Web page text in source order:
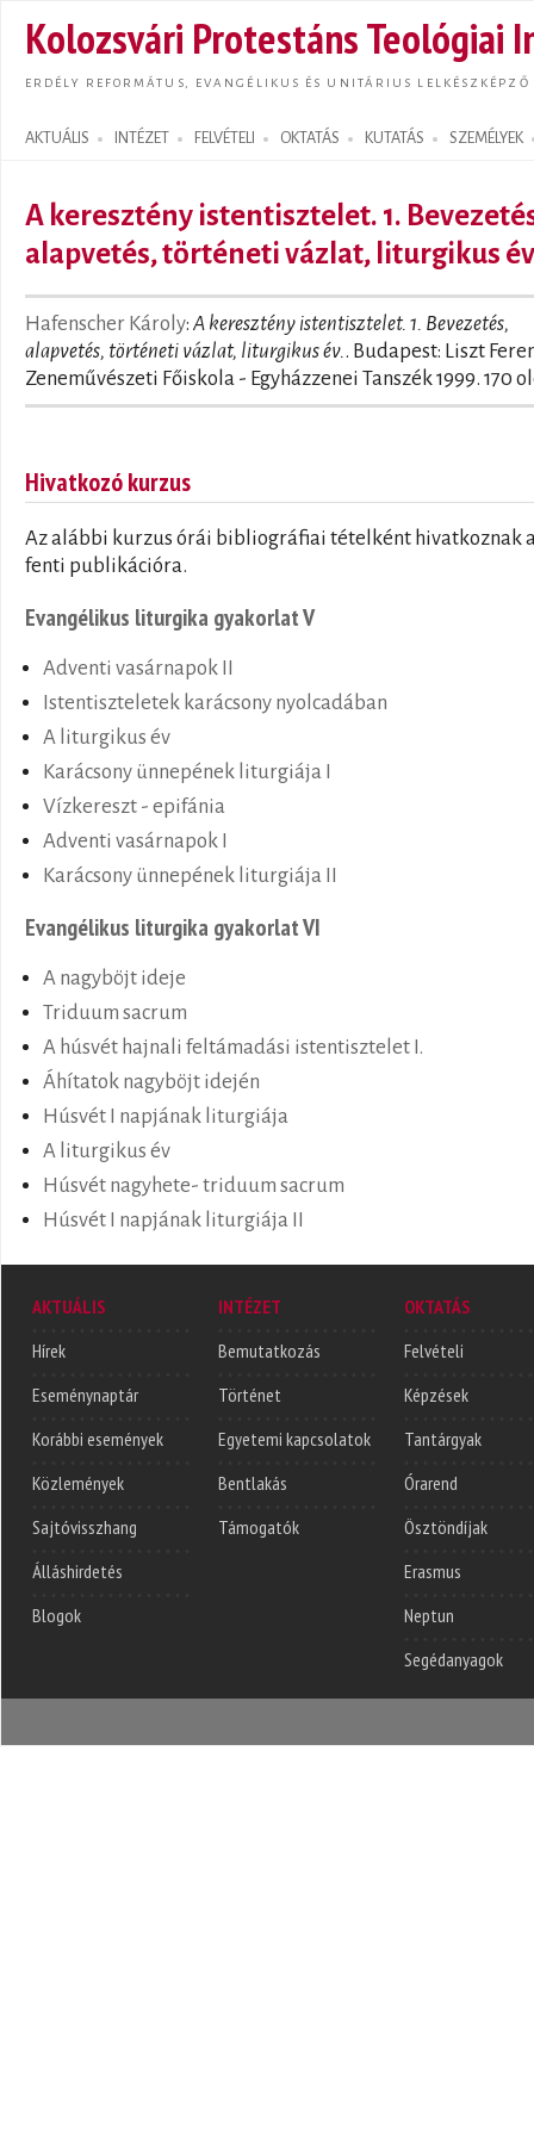
Kolozsvári Protestáns Teológiai
ERDÉLY REFORMÁTUS, EVANGÉLIKUS ÉS UNITÁRIUS LELKÉSZKÉPZŐ
AKTUÁLIS INTÉZET FELVÉTELI OKTATÁS KUTATÁS SZEMÉLYEK
Search form
A keresztény istentisztelet. 1.
alapvetés, történeti vázlat, liturgikus
Hafenscher Károly: A keresztény istentisztelet. 1. Bevezetés,
alapvetés, történeti vázlat, liturgikus év.. Budapest: Liszt
Zeneművészeti Főiskola - Egyházzenei Tanszék 1999. 170
Hivatkozó kurzus
Az alábbi kurzus órái bibliográfiai tételként hivatkoznak
fenti publikációra.
Evangélikus liturgika gyakorlat V
Adventi vasárnapok II
Istentiszteletek karácsony nyolcadában
A liturgikus év
Karácsony ünnepének liturgiája I
Vízkereszt - epifánia
Adventi vasárnapok I
Karácsony ünnepének liturgiája II
Evangélikus liturgika gyakorlat VI
A nagyböjt ideje
Triduum sacrum
A húsvét hajnali feltámadási istentisztelet I.
Áhítatok nagyböjt idején
Húsvét I napjának liturgiája
A liturgikus év
Húsvét nagyhete- triduum sacrum
Húsvét I napjának liturgiája II
AKTUÁLIS
Hírek
Eseménynaptár
Korábbi események
Közlemények
Sajtóvisszhang
Álláshirdetés
Blogok
INTÉZET
Bemutatkozás
Történet
Egyetemi kapcsolatok
Bentlakás
Támogatók
OKTATÁS
Felvételi
Képzések
Tantárgyak
Órarend
Ösztöndíjak
Erasmus
Neptun
Segédanyagok